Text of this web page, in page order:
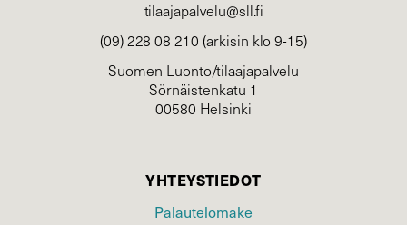
tilaajapalvelu@sll.fi
(09) 228 08 210 (arkisin klo 9-15)
Suomen Luonto/tilaajapalvelu
Sörnäistenkatu 1
00580 Helsinki
YHTEYSTIEDOT
Palautelomake